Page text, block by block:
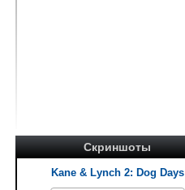
Скриншоты
Kane & Lynch 2: Dog Days